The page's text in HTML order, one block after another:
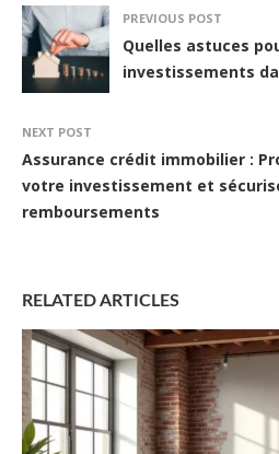
PREVIOUS POST
Quelles astuces
investissements
NEXT POST
Assurance crédit immobilier :
votre investissement et
remboursements
RELATED ARTICLES